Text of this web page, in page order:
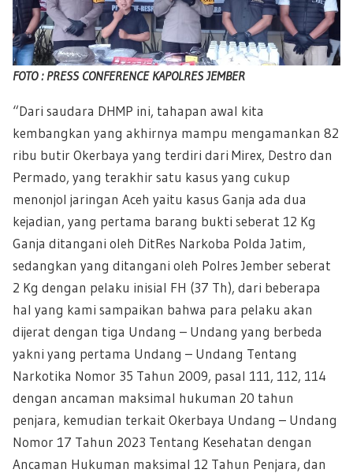
FOTO : PRESS CONFERENCE KAPOLRES JEMBER
“Dari saudara DHMP ini, tahapan awal kita
kembangkan yang akhirnya mampu mengamankan 82
ribu butir Okerbaya yang terdiri dari Mirex, Destro dan
Permado, yang terakhir satu kasus yang cukup
menonjol jaringan Aceh yaitu kasus Ganja ada dua
kejadian, yang pertama barang bukti seberat 12 Kg
Ganja ditangani oleh DitRes Narkoba Polda Jatim,
sedangkan yang ditangani oleh Polres Jember seberat
2 Kg dengan pelaku inisial FH (37 Th), dari beberapa
hal yang kami sampaikan bahwa para pelaku akan
dijerat dengan tiga Undang – Undang yang berbeda
yakni yang pertama Undang – Undang Tentang
Narkotika Nomor 35 Tahun 2009, pasal 111, 112, 114
dengan ancaman maksimal hukuman 20 tahun
penjara, kemudian terkait Okerbaya Undang – Undang
Nomor 17 Tahun 2023 Tentang Kesehatan dengan
Ancaman Hukuman maksimal 12 Tahun Penjara, dan